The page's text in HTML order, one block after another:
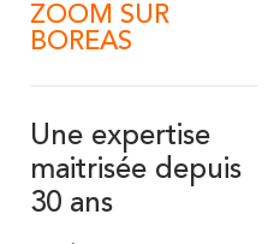
ZOOM SUR
BOREAS
Une expertise
maitrisée depuis
30 ans